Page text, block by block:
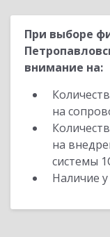
При выборе
внимание на:
на
на
системы
Наличие